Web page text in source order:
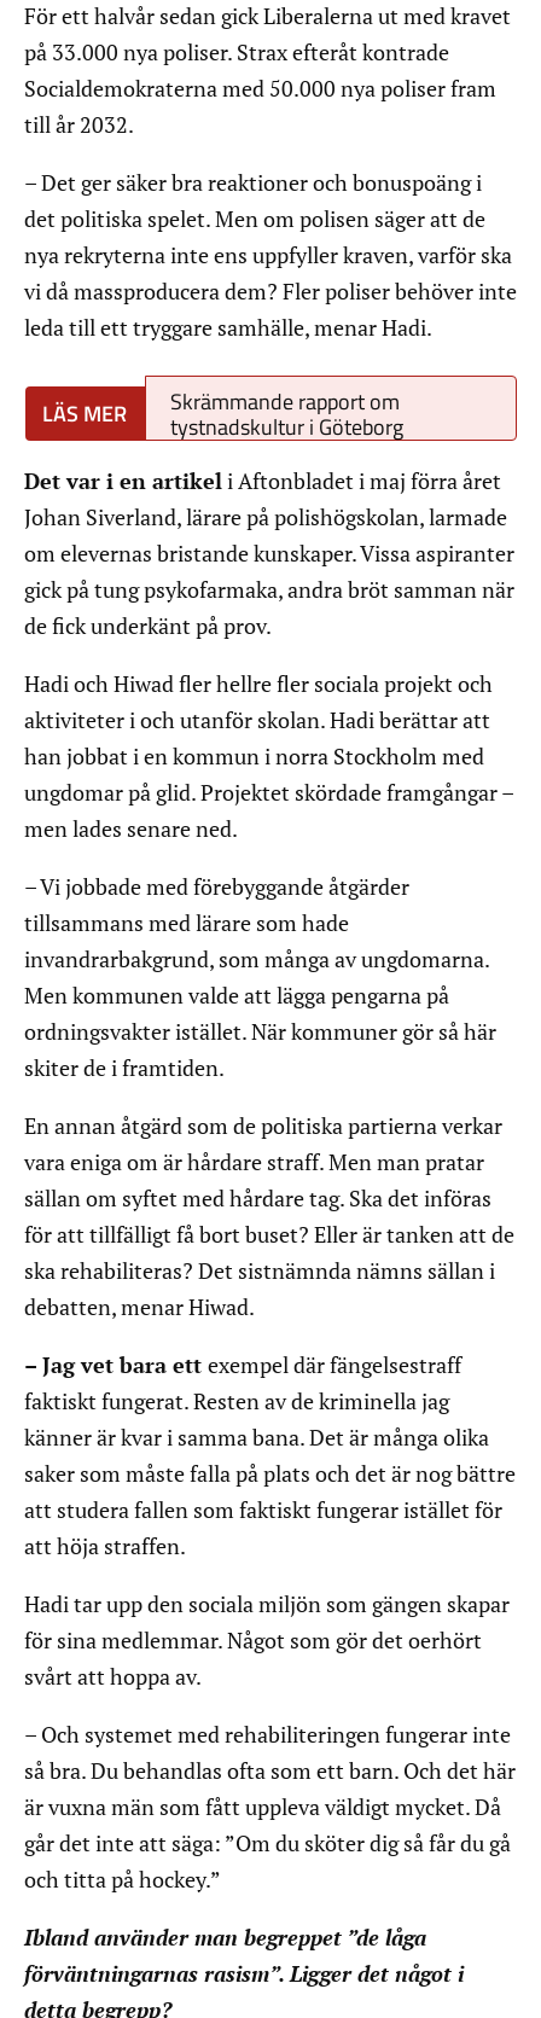
För ett halvår sedan gick Liberalerna ut med kravet
på 33.000 nya poliser. Strax efteråt kontrade
Socialdemokraterna med 50.000 nya poliser fram
till år 2032.
– Det ger säker bra reaktioner och bonuspoäng i
det politiska spelet. Men om polisen säger att de
nya rekryterna inte ens uppfyller kraven, varför ska
vi då massproducera dem? Fler poliser behöver inte
leda till ett tryggare samhälle, menar Hadi.
Skrämmande rapport om
tystnadskultur i Göteborg
Det var i en artikeli Aftonbladet i maj förra året
Johan Siverland, lärare på polishögskolan, larmade
om elevernas bristande kunskaper. Vissa aspiranter
gick på tung psykofarmaka, andra bröt samman när
de fick underkänt på prov.
Hadi och Hiwad fler hellre fler sociala projekt och
aktiviteter i och utanför skolan. Hadi berättar att
han jobbat i en kommun i norra Stockholm med
ungdomar på glid. Projektet skördade framgångar –
men lades senare ned.
– Vi jobbade med förebyggande åtgärder
tillsammans med lärare som hade
invandrarbakgrund, som många av ungdomarna.
Men kommunen valde att lägga pengarna på
ordningsvakter istället. När kommuner gör så här
skiter de i framtiden.
En annan åtgärd som de politiska partierna verkar
vara eniga om är hårdare straff. Men man pratar
sällan om syftet med hårdare tag. Ska det införas
för att tillfälligt få bort buset? Eller är tanken att de
ska rehabiliteras? Det sistnämnda nämns sällan i
debatten, menar Hiwad.
– Jag vet bara ett exempel där fängelsestraff
faktiskt fungerat. Resten av de kriminella jag
känner är kvar i samma bana. Det är många olika
saker som måste falla på plats och det är nog bättre
att studera fallen som faktiskt fungerar istället för
att höja straffen.
Hadi tar upp den sociala miljön som gängen skapar
för sina medlemmar. Något som gör det oerhört
svårt att hoppa av.
– Och systemet med rehabiliteringen fungerar inte
så bra. Du behandlas ofta som ett barn. Och det här
är vuxna män som fått uppleva väldigt mycket. Då
går det inte att säga: ”Om du sköter dig så får du gå
och titta på hockey.”
Ibland använder man begreppet ”de låga
förväntningarnas rasism”. Ligger det något i
detta begrepp?